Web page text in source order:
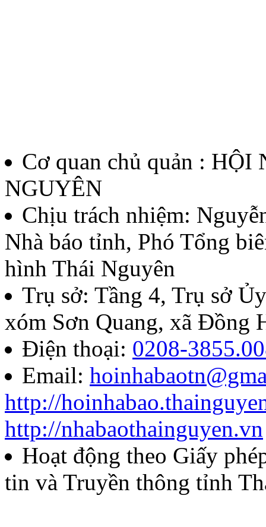
Cơ quan chủ quản :
NGUYÊN
Chịu trách nhiệm:
Nhà báo tỉnh, Phó Tổng
hình Thái Nguyên
Trụ sở: Tầng 4, Trụ sở
xóm Sơn Quang, xã Đồng
Điện thoại: 0208-
Email:
http://
http://nhabaothainguyen.vn
Hoạt động theo Giấy
tin và Truyền thông tỉnh